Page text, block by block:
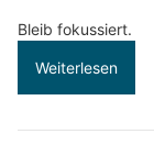
Bleib fokussiert.
Weiterlesen